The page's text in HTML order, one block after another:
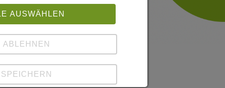
AUSWÄHLEN
ABLEHNEN
SPEICHERN